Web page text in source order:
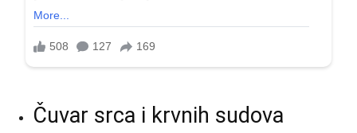
Čuvar srca i krvnih sudova